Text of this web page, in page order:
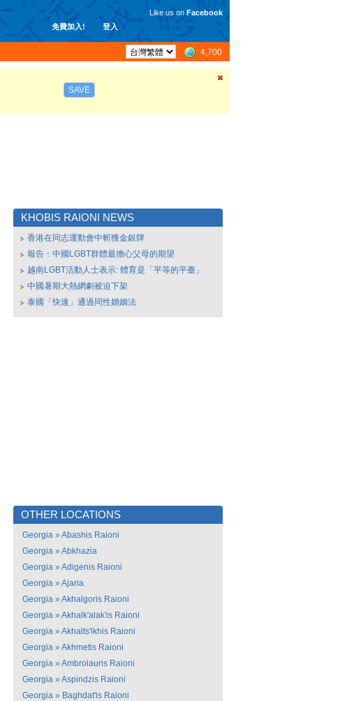
免費加入! 登入
Like us on Facebook
4,700
SAVE
KHOBIS RAIONI NEWS
香港在同志運動會中斬獲金銀牌
報告：中國LGBT群體最擔心父母的期望
越南LGBT活動人士表示: 體育是「平等的平臺」
中國暑期大熱網劇被迫下架
泰國「快速」通過同性婚姻法
OTHER LOCATIONS
Georgia » Abashis Raioni
Georgia » Abkhazia
Georgia » Adigenis Raioni
Georgia » Ajaria
Georgia » Akhalgoris Raioni
Georgia » Akhalk'alak'is Raioni
Georgia » Akhalts'ikhis Raioni
Georgia » Akhmetis Raioni
Georgia » Ambrolauris Raioni
Georgia » Aspindzis Raioni
Georgia » Baghdat'is Raioni